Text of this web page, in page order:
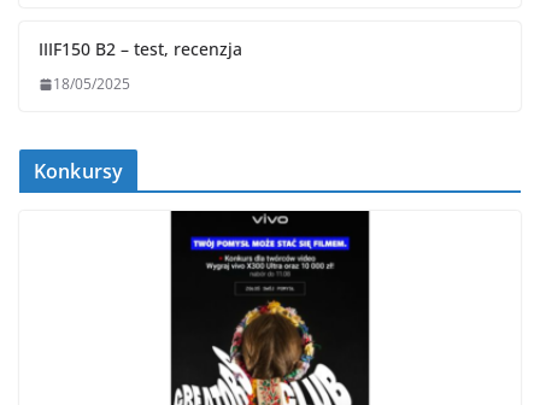
IIIF150 B2 – test, recenzja
18/05/2025
Konkursy